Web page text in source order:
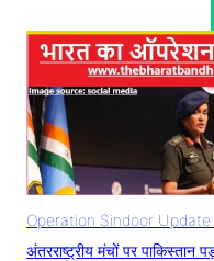
Operation Sindoor Update:
अंतरराष्ट्रीय मंचों पर